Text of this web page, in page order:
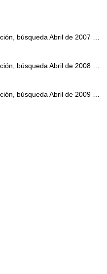
búsqueda Abril de 2007 …
búsqueda Abril de 2008 …
búsqueda Abril de 2009 …